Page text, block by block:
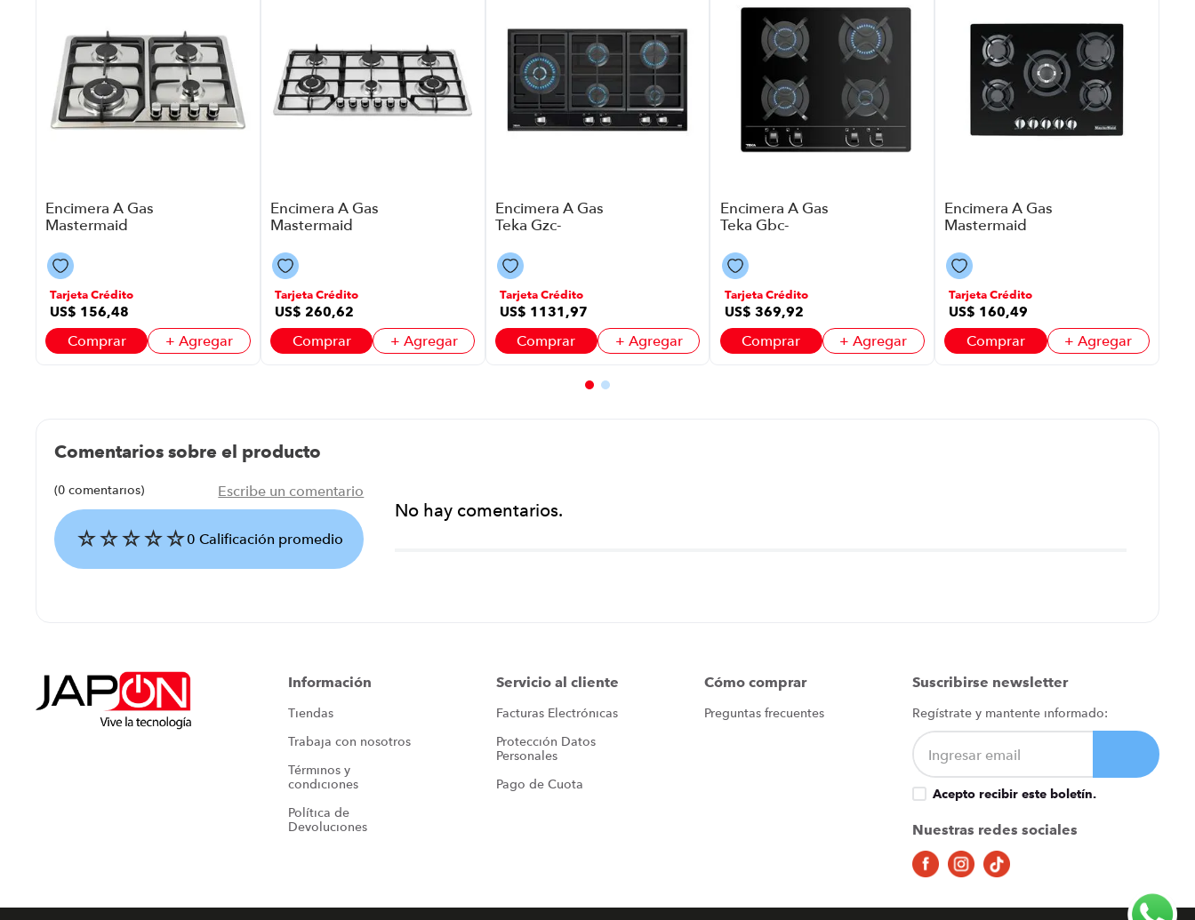
Encimera A Gas
Mastermaid
59X51Cm 4
Quemadores
Color Acero Inox
Tarjeta Crédito
US$ 156,48
Comprar + Agregar
Encimera A Gas
Mastermaid
90X51Cm 6
Quemadores
Color Gris
Tarjeta Crédito
US$ 260,62
Comprar + Agregar
Encimera A Gas
Teka Gzc-
P88646 | 5
Quemadores
Color Negra
Tarjeta Crédito
US$ 1131 ,97
Comprar + Agregar
Encimera A Gas
Teka Gbc-
P88646 | 4
Quemadores
Color Negra
Tarjeta Crédito
US$ 369,92
Comprar + Agregar
Encimera A Gas
Mastermaid
P86352 | 5
Quemadores
Color Negro
Tarjeta Crédito
US$ 160,49
Comprar + Agregar
Comentarios sobre el producto
☆☆☆☆☆0 Calificación promedio
(0 comentarios) Escribe un comentario
Califica el producto de 1 a 5 estrellas
No hay comentarios.
Información
Tiendas
Trabaja con nosotros
Términos y
condiciones
Política de
Devoluciones
Servicio al cliente
Facturas Electrónicas
Protección Datos
Personales
Pago de Cuota
Cómo comprar
Preguntas frecuentes
Suscribirse newsletter
Regístrate y mantente informado:
Acepto recibir este boletín.
Nuestras redes sociales